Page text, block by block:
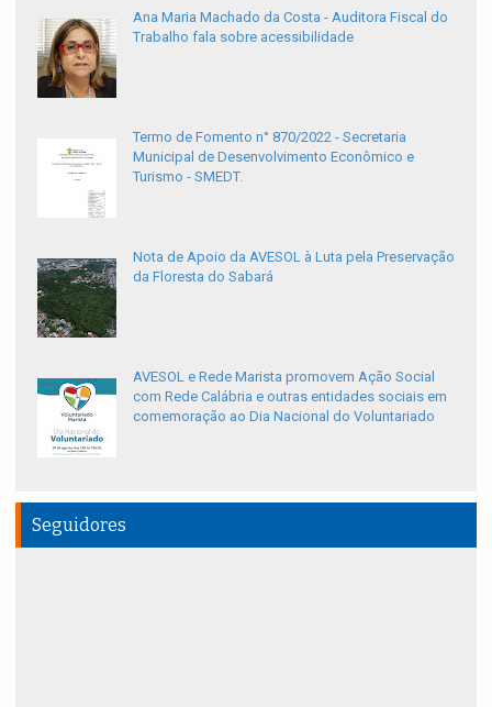
Ana Maria Machado da Costa - Auditora Fiscal do
Trabalho fala sobre acessibilidade
Termo de Fomento n° 870/2022 - Secretaria
Municipal de Desenvolvimento Econômico e
Turismo - SMEDT.
Nota de Apoio da AVESOL à Luta pela Preservação
da Floresta do Sabará
AVESOL e Rede Marista promovem Ação Social
com Rede Calábria e outras entidades sociais em
comemoração ao Dia Nacional do Voluntariado
Seguidores